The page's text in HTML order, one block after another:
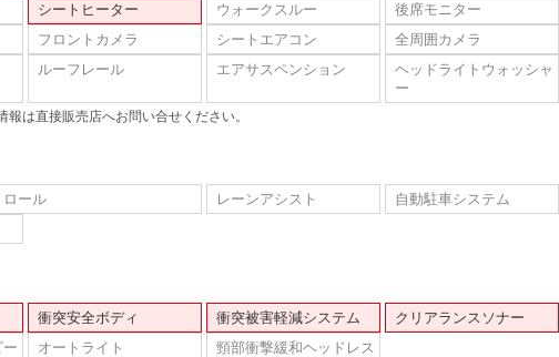
シートヒーター ウォークスルー
後席モニター
フロントカメラ シートエアコン
全周囲カメラ
ルーフレール エアサスペンション
ヘッドライトウォッシャ
ー
は直接販売店へお問い合せください。
ロール レーンアシスト
自動駐車システム
衝突安全ボディ 衝突被害軽減システム
クリアランスソナー
オートライト
頸部衝撃緩和ヘッドレス